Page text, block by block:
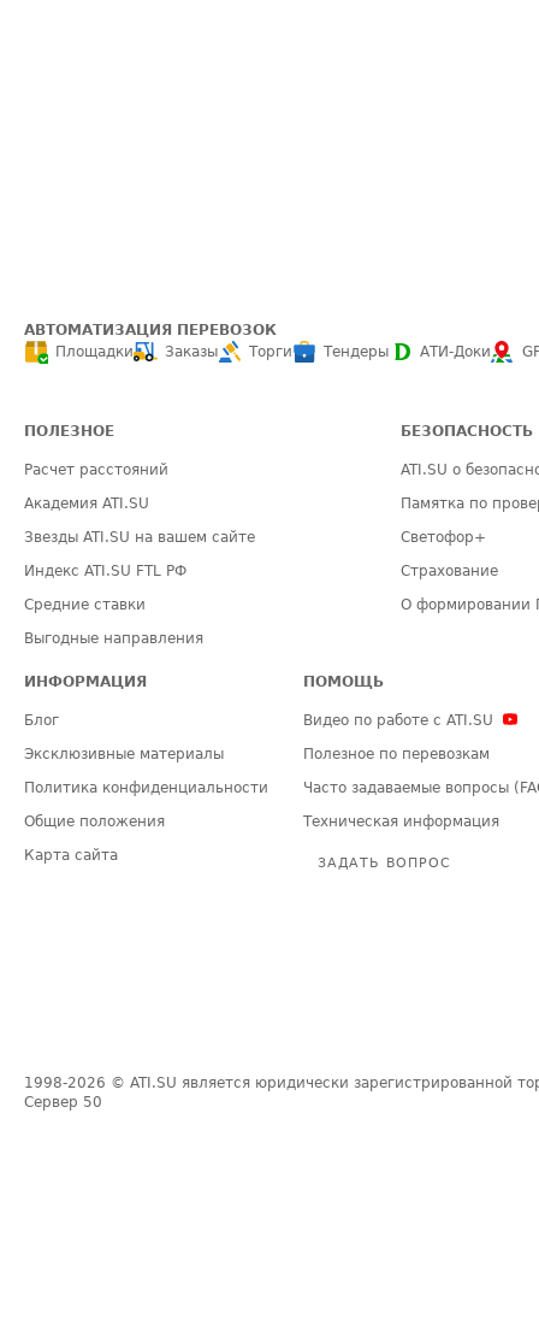
АВТОМАТИЗАЦИЯ ПЕРЕВОЗОК
Площадки
Заказы Торги Тендеры АТИ-Доки
ПОЛЕЗНОЕ
Расчет расстояний
Академия ATI.SU
Звезды ATI.SU на вашем сайте
Индекс ATI.SU FTL РФ
Средние ставки
Выгодные направления
БЕЗОПАСНОСТЬ
ATI.SU о
Памятка по
Светофор+
Страхование
О формировании
ИНФОРМАЦИЯ
Блог
Эксклюзивные материалы
Политика конфиденциальности
Общие положения
Карта сайта
ПОМОЩЬ
Видео по работе с ATI.SU
Полезное по перевозкам
Часто задаваемые вопросы
Техническая информация
ЗАДАТЬ ВОПРОС
1998-2026 © ATI.SU является юридически зарегистрированной
Сервер 50